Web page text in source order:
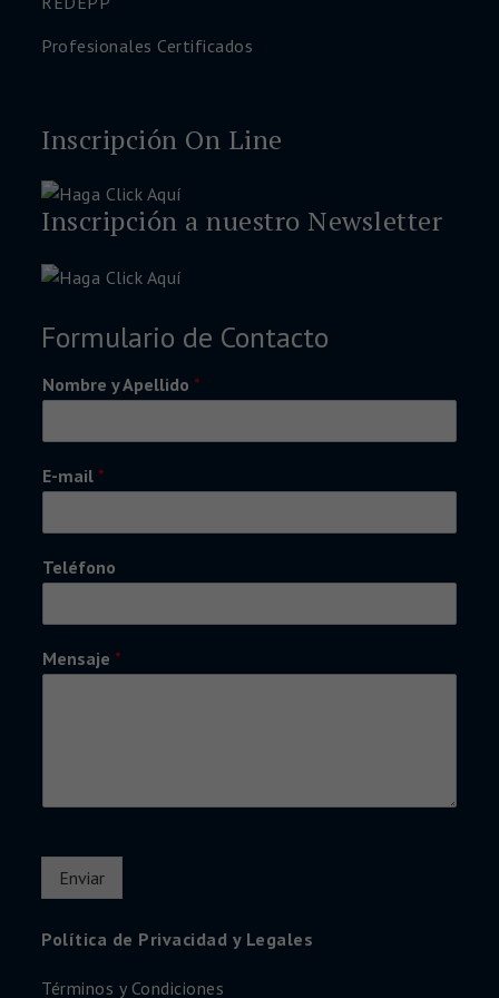
Profesionales Certificados
Inscripción On Line
Inscripción a nuestro Newsletter
Formulario de Contacto
Nombre y Apellido*
E-mail*
Teléfono
Mensaje*
Enviar
Política de Privacidad y Legales
Términos y Condiciones